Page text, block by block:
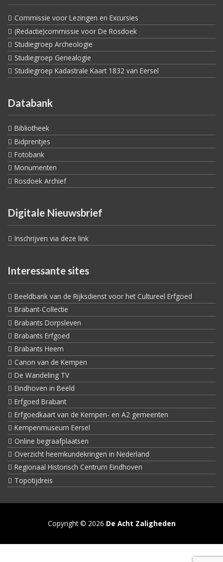
Commissie voor Lezingen en Excursies
(Redactie)commissie voor De Rosdoek
Studiegroep Archeologie
Studiegroep Genealogie
Studiegroep Kadastrale Kaart 1832 van Eersel
Databank
Bibliotheek
Bidprentjes
Fotobank
Monumenten
Rosdoek Archief
Digitale Nieuwsbrief
Inschrijven via deze link
Interessante sites
Beeldbank van de Rijksdienst voor het Cultureel Erfgoed
Brabant-Collectie
Brabants Dorpsleven
Brabants Erfgoed
Brabants Heem
Canon van de Kempen
De Wandeling TV
Eindhoven in Beeld
Erfgoed Brabant
Erfgoedkaart van de Kempen- en A2 gemeenten
Kempenmuseum Eersel
Online begraafplaatsen
Overzicht heemkundekringen in Nederland
Regionaal Historisch Centrum Eindhoven
Topotijdreis
Copyright © 2026 De Acht Zaligheden